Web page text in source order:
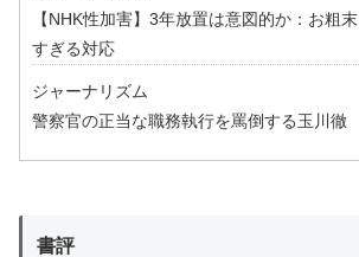
【NHK性加害】3年放置は意図的か：お粗末
すぎる対応
ジャーナリズム
警察官の正当な職務執行を罵倒する玉川徹
書評